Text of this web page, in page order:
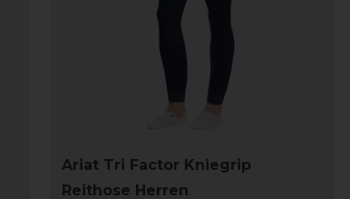
Ariat Tri Factor Kniegrip
Reithose Herren